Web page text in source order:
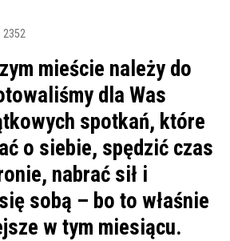
2352
mieście należy do
dla Was
spotkań, które
o siebie, spędzić czas
nabrać sił i
sobą – bo to właśnie
w tym miesiącu.